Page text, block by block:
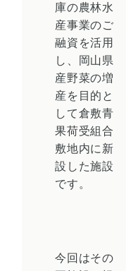
庫の農林水
産事業のご
融資を活用
し、岡山県
産野菜の増
産を目的と
して倉敷青
果荷受組合
敷地内に新
設した施設
です。
今回はその